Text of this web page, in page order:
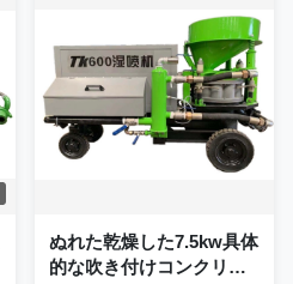
ぬれた乾燥した7.5kw具体
的な吹き付けコンクリー